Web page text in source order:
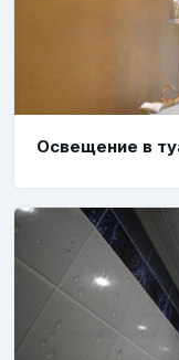
Освещение в